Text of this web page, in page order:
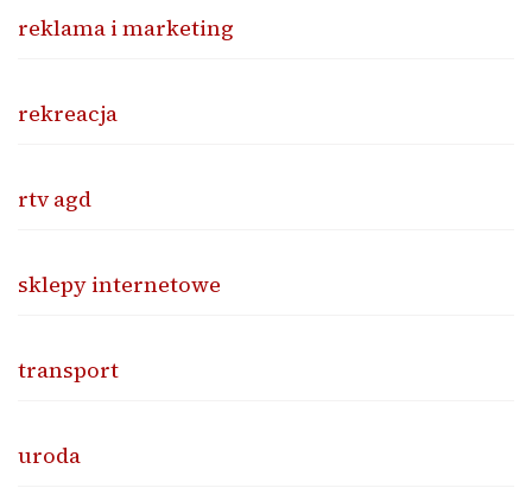
reklama i marketing
rekreacja
rtv agd
sklepy internetowe
transport
uroda